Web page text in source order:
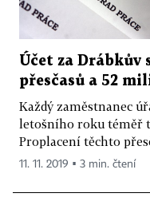
Účet za Drábkův
přesčasů a 52
Každý zaměstnanec
letošního roku téměř
Proplacení těchto
11. 11. 2019 ▪ 3 min. čtení